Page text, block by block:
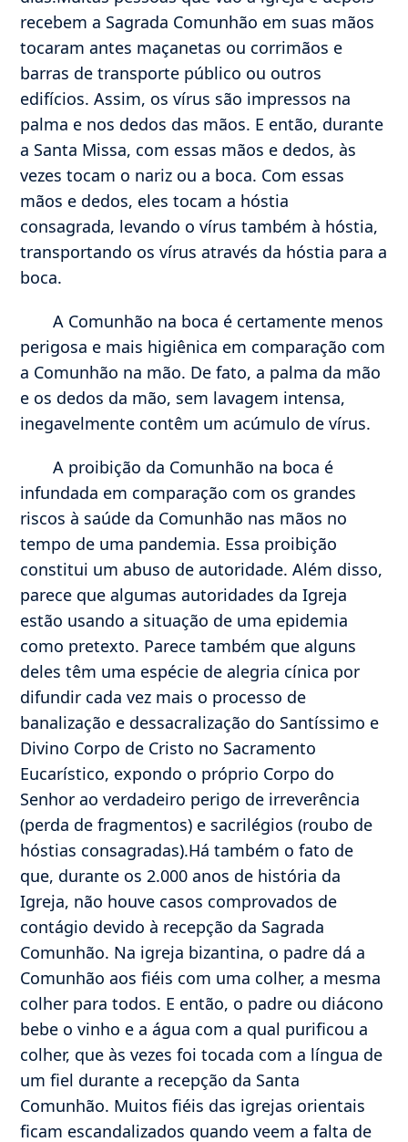
recebem a Sagrada Comunhão em suas mãos
tocaram antes maçanetas ou corrimãos e
barras de transporte público ou outros
edifícios. Assim, os vírus são impressos na
palma e nos dedos das mãos. E então, durante
a Santa Missa, com essas mãos e dedos, às
vezes tocam o nariz ou a boca. Com essas
mãos e dedos, eles tocam a hóstia
consagrada, levando o vírus também à hóstia,
transportando os vírus através da hóstia para a
boca.
A Comunhão na boca é certamente menos
perigosa e mais higiênica em comparação com
a Comunhão na mão. De fato, a palma da mão
e os dedos da mão, sem lavagem intensa,
inegavelmente contêm um acúmulo de vírus.
A proibição da Comunhão na boca é
infundada em comparação com os grandes
riscos à saúde da Comunhão nas mãos no
tempo de uma pandemia. Essa proibição
constitui um abuso de autoridade. Além disso,
parece que algumas autoridades da Igreja
estão usando a situação de uma epidemia
como pretexto. Parece também que alguns
deles têm uma espécie de alegria cínica por
difundir cada vez mais o processo de
banalização e dessacralização do Santíssimo e
Divino Corpo de Cristo no Sacramento
Eucarístico, expondo o próprio Corpo do
Senhor ao verdadeiro perigo de irreverência
(perda de fragmentos) e sacrilégios (roubo de
hóstias consagradas).Há também o fato de
que, durante os 2.000 anos de história da
Igreja, não houve casos comprovados de
contágio devido à recepção da Sagrada
Comunhão. Na igreja bizantina, o padre dá a
Comunhão aos fiéis com uma colher, a mesma
colher para todos. E então, o padre ou diácono
bebe o vinho e a água com a qual purificou a
colher, que às vezes foi tocada com a língua de
um fiel durante a recepção da Santa
Comunhão. Muitos fiéis das igrejas orientais
ficam escandalizados quando veem a falta de